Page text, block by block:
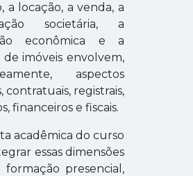
a locação, a venda, a
societária, a
econômica e a
de imóveis envolvem,
aspectos
contratuais, registrais,
financeiros e fiscais.
acadêmica do curso
essas dimensões
presencial,